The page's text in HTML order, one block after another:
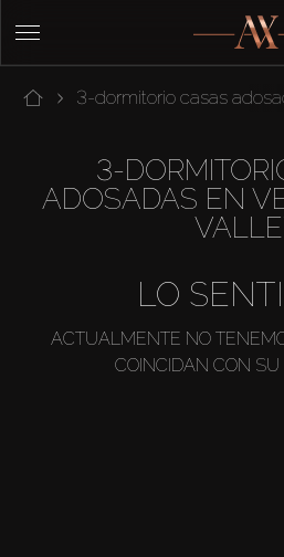
3-dormitorio casas
3-
ADOSADAS EN
LO
ACTUALMENTE NO
COINCIDAN CON